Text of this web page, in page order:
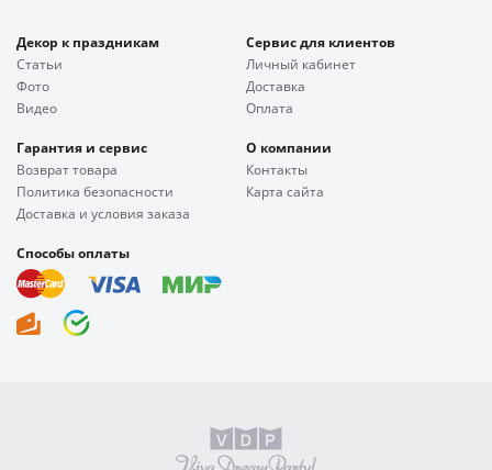
Декор к праздникам
Статьи
Фото
Видео
Сервис для клиентов
Личный кабинет
Доставка
Оплата
Гарантия и сервис
Возврат товара
Политика безопасности
Доставка и условия заказа
О компании
Контакты
Карта сайта
Способы оплаты